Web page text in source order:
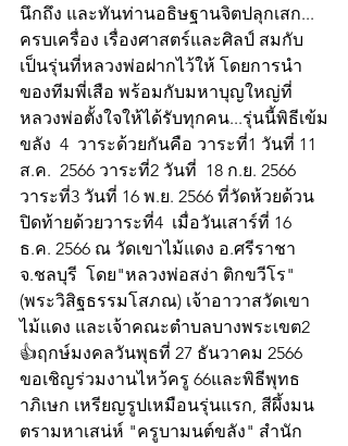
นึกถึง และทันท่านอธิษฐานจิตปลุกเสก...
ครบเครื่อง เรื่องศาสตร์และศิลป์ สมกับ
เป็นรุ่นที่หลวงพ่อฝากไว้ให้ โดยการนำ
ของทีมพี่เสือ พร้อมกับมหาบุญใหญ่ที่
หลวงพ่อตั้งใจให้ได้รับทุกคน...รุ่นนี้พิธีเข้ม
ขลัง  4  วาระด้วยกันคือ วาระที่1 วันที่ 11
ส.ค.  2566 วาระที่2 วันที่  18 ก.ย. 2566
วาระที่3 วันที่ 16 พ.ย. 2566 ที่วัดห้วยด้วน
ปิดท้ายด้วยวาระที่4  เมื่อวันเสาร์ที่ 16
ธ.ค. 2566 ณ วัดเขาไม้แดง อ.ศรีราชา
จ.ชลบุรี  โดย"หลวงพ่อสง่า ติกขวีโร"
(พระวิสิฐธรรมโสภณ) เจ้าอาวาสวัดเขา
ไม้แดง และเจ้าคณะตำบลบางพระเขต2
👍ฤกษ์มงคลวันพุธที่ 27 ธันวาคม 2566
ขอเชิญร่วมงานไหว้ครู 66และพิธีพุทธ
าภิเษก เหรียญรูปเหมือนรุ่นแรก, สีผึ้งมน
ตรามหาเสน่ห์ "ครูบามนต์ขลัง" สำนัก